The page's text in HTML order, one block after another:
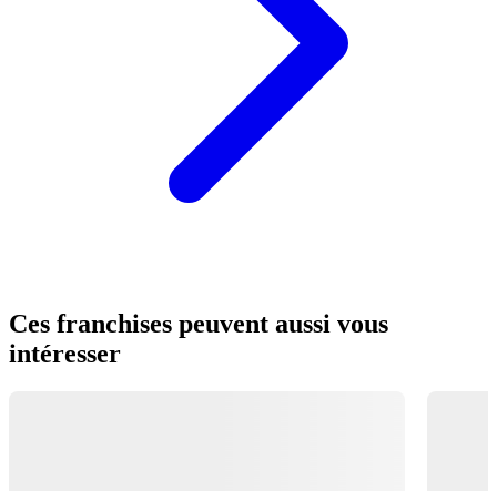
Ces franchises peuvent aussi vous
intéresser